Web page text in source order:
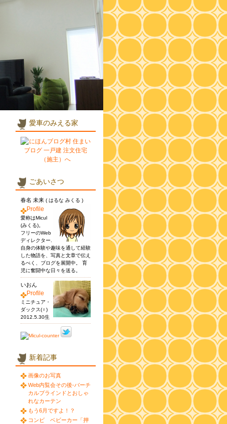
愛車のみえる家
ごあいさつ
春名 未来 ( はるな みくる )
Profile
愛称はMicul
(みくる)。
フリーのWeb
ディレクター.
自身の体験や趣味を通して経験
した物語を、写真と文章で伝え
るべく、ブログを展開中。 育
児に奮闘中な日々を送る。
いおん
Profile
ミニチュア・
ダックス(♀)
2012.5.30生
新着記事
画像のお写真
Web内覧会その後-バーチ
カルブラインドとおしゃ
れなカーテン
もう6月ですよ！？
コンビ ベビーカー「押